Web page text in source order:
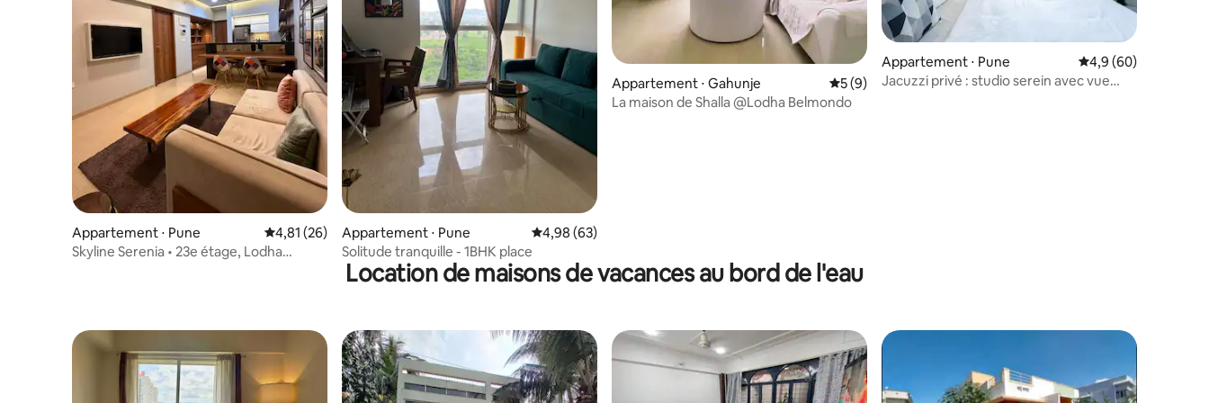
Appartement ⋅ Pune Évaluation moyenne sur la base de 26 commentaires : 4,81 sur 5
4,81 (26)
Skyline Serenia • 23e étage, Lodha
Appartement ⋅ Pune Évaluation moyenne sur la base de 63 commentaires : 4,98 sur 5
4,98 (63)
Solitude tranquille - 1BHK place
Appartement ⋅ Gahunje Évaluation moyenne sur la base de 9 commentaires : 5 sur 5
5 (9)
La maison de Shalla @Lodha Belmondo
Appartement ⋅ Pune Évaluation moyenne
4,9 (60)
Jacuzzi privé : studio serein avec vue
Location de maisons de vacances au bord de l'eau